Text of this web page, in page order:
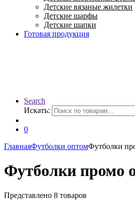
Детские вязаные жилетки
Детские шарфы
Детские шапки
Готовая продукция
Search
Искать:
0
ГлавнаяФутболки оптомФутболки
Футболки промо
Представлено 8 товаров